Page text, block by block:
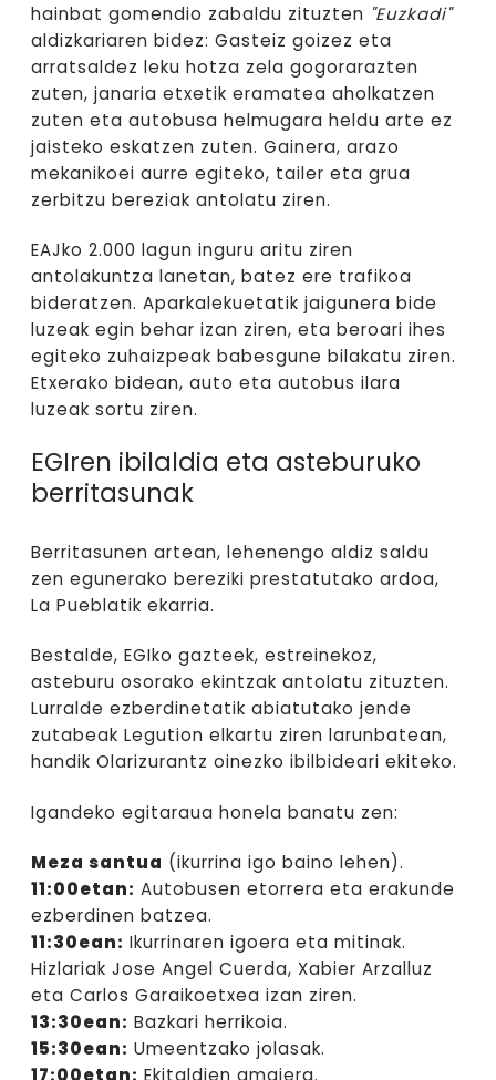
hainbat gomendio zabaldu zituzten "Euzkadi"
aldizkariaren bidez: Gasteiz goizez eta
arratsaldez leku hotza zela gogorarazten
zuten, janaria etxetik eramatea aholkatzen
zuten eta autobusa helmugara heldu arte ez
jaisteko eskatzen zuten. Gainera, arazo
mekanikoei aurre egiteko, tailer eta grua
zerbitzu bereziak antolatu ziren.
EAJko 2.000 lagun inguru aritu ziren
antolakuntza lanetan, batez ere trafikoa
bideratzen. Aparkalekuetatik jaigunera bide
luzeak egin behar izan ziren, eta beroari ihes
egiteko zuhaizpeak babesgune bilakatu ziren.
Etxerako bidean, auto eta autobus ilara
luzeak sortu ziren.
EGIren ibilaldia eta asteburuko
berritasunak
Berritasunen artean, lehenengo aldiz saldu
zen egunerako bereziki prestatutako ardoa,
La Pueblatik ekarria.
Bestalde, EGIko gazteek, estreinekoz,
asteburu osorako ekintzak antolatu zituzten.
Lurralde ezberdinetatik abiatutako jende
zutabeak Legution elkartu ziren larunbatean,
handik Olarizurantz oinezko ibilbideari ekiteko.
Igandeko egitaraua honela banatu zen:
Meza santua (ikurrina igo baino lehen).
11:00etan: Autobusen etorrera eta erakunde
ezberdinen batzea.
11:30ean: Ikurrinaren igoera eta mitinak.
Hizlariak Jose Angel Cuerda, Xabier Arzalluz
eta Carlos Garaikoetxea izan ziren.
13:30ean: Bazkari herrikoia.
15:30ean: Umeentzako jolasak.
17:00etan: Ekitaldien amaiera.